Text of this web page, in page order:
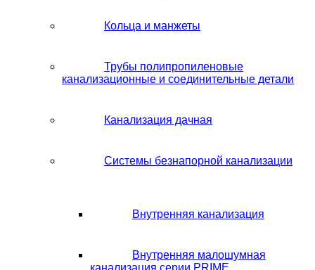
Кольца и манжеты
Трубы полипропиленовые
канализационные и соединительные детали
Канализация дачная
Системы безнапорной канализации
Внутренняя канализация
Внутренняя малошумная
канализация серии PRIME